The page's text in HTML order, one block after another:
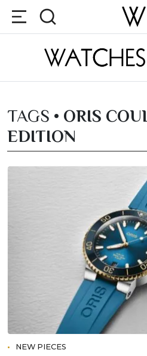
TAGS • ORIS
EDITION
NEW PIECES